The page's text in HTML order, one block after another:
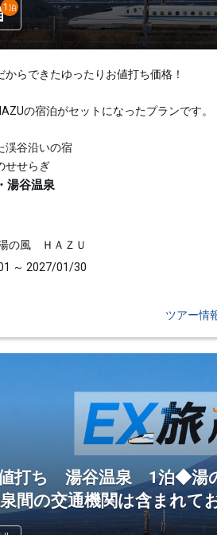
1 泊
らできたゆったりお値打ち価格！
の宿泊がセットになったプランです。
渓谷沿いの宿
せせらぎ
湯谷温泉
の風 ＨＡＺＵ
～ 2027/01/30
ツアー情
打ち 湯谷温泉 1泊◆湯
間の交通機関は含まれて